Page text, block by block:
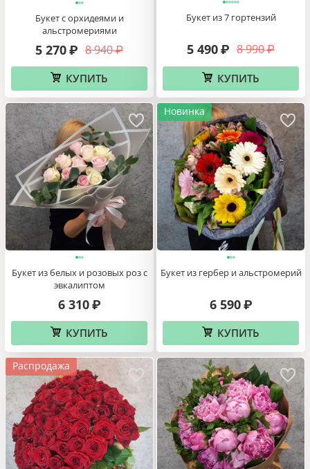
Букет с орхидеями и
альстромериями
8 940 ₽
5 270₽
КУПИТЬ
Букет из 7 гортензий
8 990 ₽
5 490₽
КУПИТЬ
Букет из белых и розовых роз с
эвкалиптом
6 310 ₽
КУПИТЬ
Новинка
Букет из гербер и альстромерий
6 590 ₽
КУПИТЬ
Распродажа